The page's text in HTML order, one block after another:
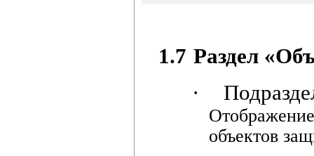
1.7 Раздел
·
объектов